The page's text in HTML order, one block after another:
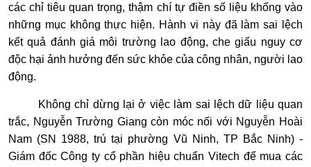
các chỉ tiêu quan trọng, thậm chí tự điền số liệu khống vào
những mục không thực hiện. Hành vi này đã làm sai lệch
kết quả đánh giá môi trường lao động, che giấu nguy cơ
độc hại ảnh hưởng đến sức khỏe của công nhân, người lao
động.
Không chỉ dừng lại ở việc làm sai lệch dữ liệu quan
trắc, Nguyễn Trường Giang còn móc nối với Nguyễn Hoài
Nam (SN 1988, trú tại phường Vũ Ninh, TP Bắc Ninh) -
Giám đốc Công ty cổ phần hiệu chuẩn Vitech để mua các